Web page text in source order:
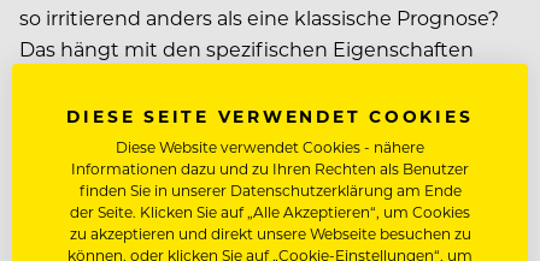
so irritierend anders als eine klassische Prognose?
Das hängt mit den spezifischen Eigenschaften
die Zukunft« schauen, sehen wir ja meistens nur
die Gefahren und Probleme »auf uns zukommen«,
die sich zu unüberwindbaren Barrieren türmen.
Wie eine Lokomotive aus dem Tunnel, die uns
überfährt. Diese Angst-Barriere trennt uns von der
DIESE SEITE VERWENDET COOKIES
Diese Website verwendet Cookies - nähere
Informationen dazu und zu Ihren Rechten als Benutzer
finden Sie in unserer Datenschutzerklärung am Ende
der Seite. Klicken Sie auf „Alle Akzeptieren“, um Cookies
zu akzeptieren und direkt unsere Webseite besuchen zu
können, oder klicken Sie auf „Cookie-Einstellungen“, um